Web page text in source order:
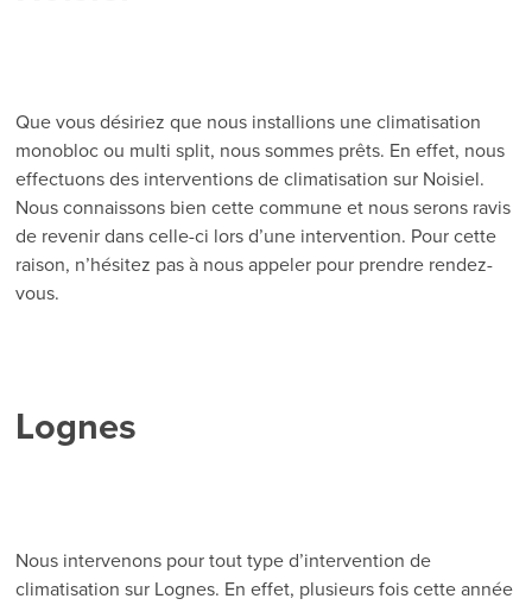
Que vous désiriez que nous installions une climatisation
monobloc ou multi split, nous sommes prêts. En effet, nous
effectuons des interventions de climatisation sur Noisiel.
Nous connaissons bien cette commune et nous serons ravis
de revenir dans celle-ci lors d’une intervention. Pour cette
raison, n’hésitez pas à nous appeler pour prendre rendez-
vous.
Lognes
Nous intervenons pour tout type d’intervention de
climatisation sur Lognes. En effet, plusieurs fois cette année